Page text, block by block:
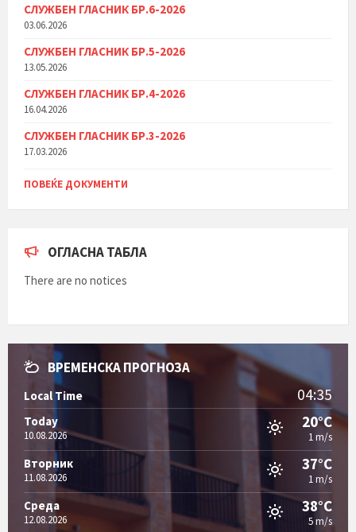
СЛУЖБЕН ГЛАСНИК БР.6-2026
03.06.2026
СЛУЖБЕН ГЛАСНИК БР.5-2026
13.05.2026
СЛУЖБЕН ГЛАСНИК БР.4-2026
16.04.2026
СЛУЖБЕН ГЛАСНИК БР.3-2026
17.03.2026
ПОВЕЌЕ ДОКУМЕНТИ
ОГЛАСНА ТАБЛА
There are no notices
ВРЕМЕНСКА ПРОГНОЗА
Local Time 04:35
Today
10.08.2026
20°C
1 m/s
Вторник
11.08.2026
37°C
1 m/s
Среда
12.08.2026
38°C
5 m/s